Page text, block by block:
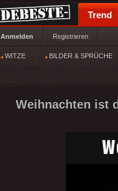
Trend
Anmelden Registrieren
WITZE BILDER & SPRÜCHE
Weihnachten ist